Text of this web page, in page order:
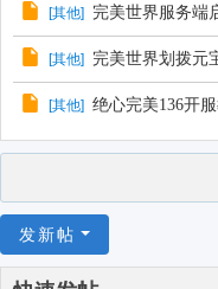
[其他] 完美世界服务端
[其他] 完美世界划拨元
[其他] 绝心完美136开
发新帖